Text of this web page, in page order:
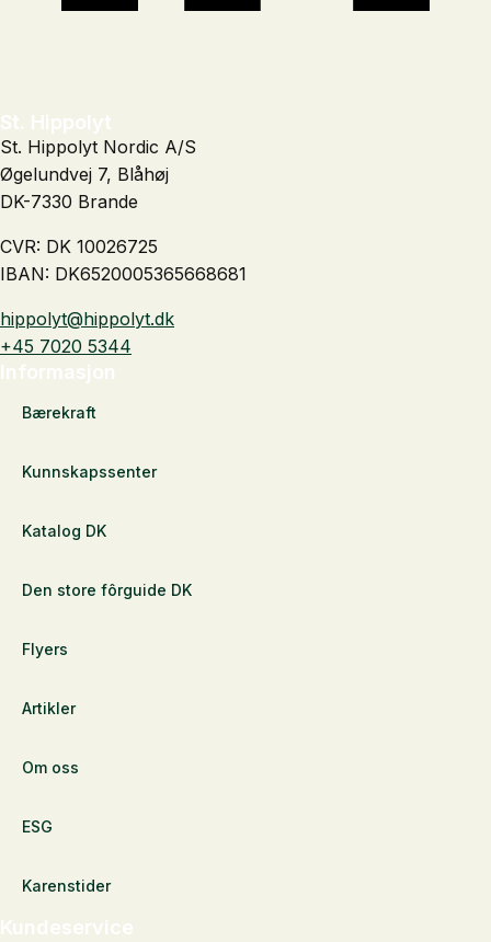
St. Hippolyt Nordic A/S
Øgelundvej 7, Blåhøj
DK-7330 Brande
CVR: DK 10026725
IBAN: DK6520005365668681
hippolyt@hippolyt.dk
+45 7020 5344
Bærekraft
Kunnskapssenter
Katalog DK
Den store fôrguide DK
Flyers
Artikler
Om oss
ESG
Karenstider